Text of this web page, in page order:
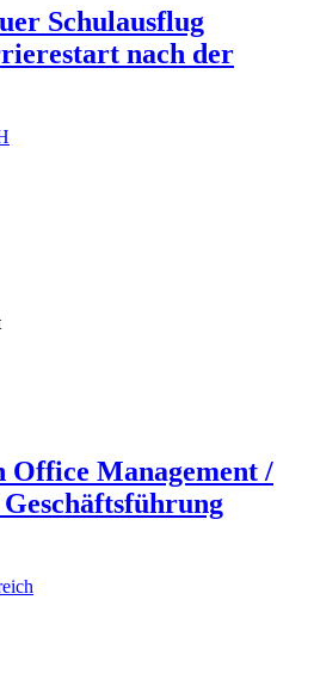
Schulausflug
nach der
Management /